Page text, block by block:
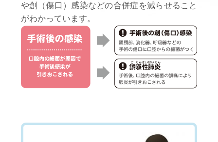
や創（傷口）感染などの合併症を減らせること
がわかっています。